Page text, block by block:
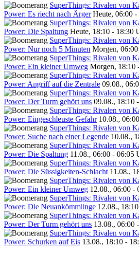
SuperThings: Rivalen von
Power: Es riecht nach Ärger Heute, 06:00
SuperThings: Rivalen von
Power: Die Spaltung Heute, 18:10 - 18:30
SuperThings: Rivalen von
Power: Nur noch 5 Minuten Morgen,
SuperThings: Rivalen von
Power: Ein kleiner Umweg Morgen, 18:10
SuperThings: Rivalen von
Power: Angriff auf die Zentrale 09.08.,
SuperThings: Rivalen von
Power: Der Turm gehört uns 09.08., 18:10
SuperThings: Rivalen von
Power: Eingeschleuste Gefahr 10.08.,
SuperThings: Rivalen von
Power: Suche nach einer Legende 10.08.,
SuperThings: Rivalen von
Power: Die Spaltung 11.08., 06:00 - 06:05
SuperThings: Rivalen von
Power: Die Süssigkeiten-Schlacht 11.08.,
SuperThings: Rivalen von
Power: Ein kleiner Umweg 12.08., 06:00 -
SuperThings: Rivalen von
Power: Die Neuankömmlinge 12.08.,
SuperThings: Rivalen von
Power: Der Turm gehört uns 13.08., 06:00
SuperThings: Rivalen von
Power: Schurken auf Eis 13.08., 18:10 -